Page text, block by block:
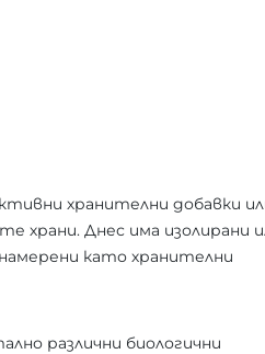
хранителни добавки
храни. Днес има изолирани
като хранителни
различни биологични